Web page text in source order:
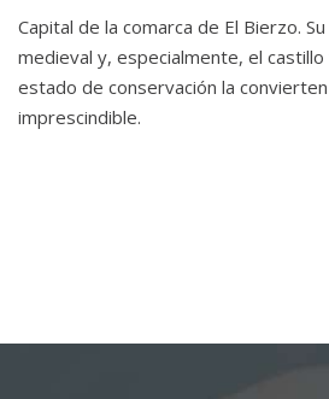
Capital de la comarca de El Bierzo.
medieval y, especialmente, el
estado de conservación la
imprescindible.